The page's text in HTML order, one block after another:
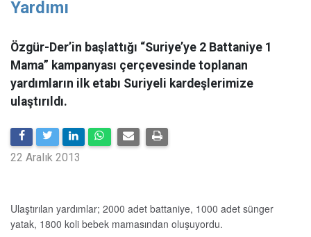
Yardımı
Özgür-Der’in başlattığı “Suriye’ye 2 Battaniye 1
Mama” kampanyası çerçevesinde toplanan
yardımların ilk etabı Suriyeli kardeşlerimize
ulaştırıldı.
22 Aralık 2013
Ulaştırılan yardımlar; 2000 adet battaniye, 1000 adet sünger
yatak, 1800 koli bebek mamasından oluşuyordu.